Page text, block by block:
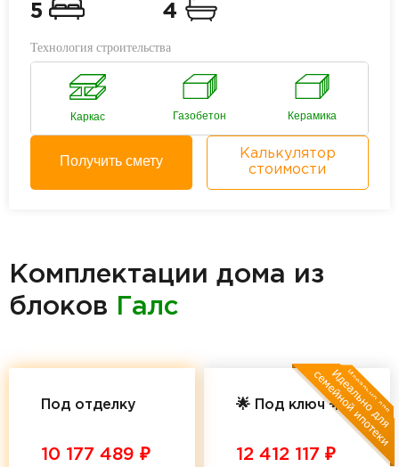
5 4
Технология строительства
Каркас Газобетон Керамика
Получить смету
Калькулятор
стоимости
Комплектации дома из
блоков Галс
Под отделку
10 177 489 ₽
🌟 Под ключ 🌟
12 412 117 ₽